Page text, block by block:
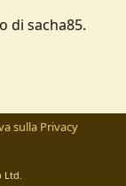
di sacha85.
sulla Privacy
Ltd.